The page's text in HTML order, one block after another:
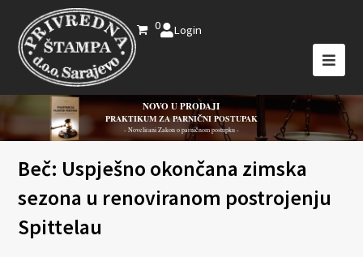
0 Login
NOVO U PRODAJI
PRAKTIKUM ZA PARNIČNI POSTUPAK
- Novelirani Zakon o parničnom postupku -
Beč: Uspješno okončana zimska
sezona u renoviranom postrojenju
Spittelau